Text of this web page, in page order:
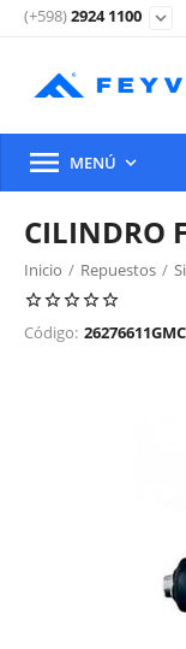
(+598)2924 1100 expand_more
 MENÚ 
CILINDRO
Inicio / Repuestos /
Freno Delantero,
Código: 26276611GMC